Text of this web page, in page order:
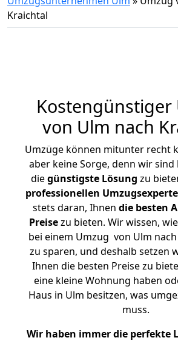
Kraichtal
Kostengünstiger
von Ulm nach
Umzüge können mitunter recht
aber keine Sorge, denn wir sind
diegünstigste Lösung zu
professionellen
stets daran, Ihnen die besten
Preisezu bieten. Wir wissen,
bei einem Umzug von Ulm
zu sparen, und deshalb setzen
Ihnen die besten Preise zu
eine kleine Wohnung haben
Haus in Ulm besitzen, was
muss.
Wir haben immer die perfekte